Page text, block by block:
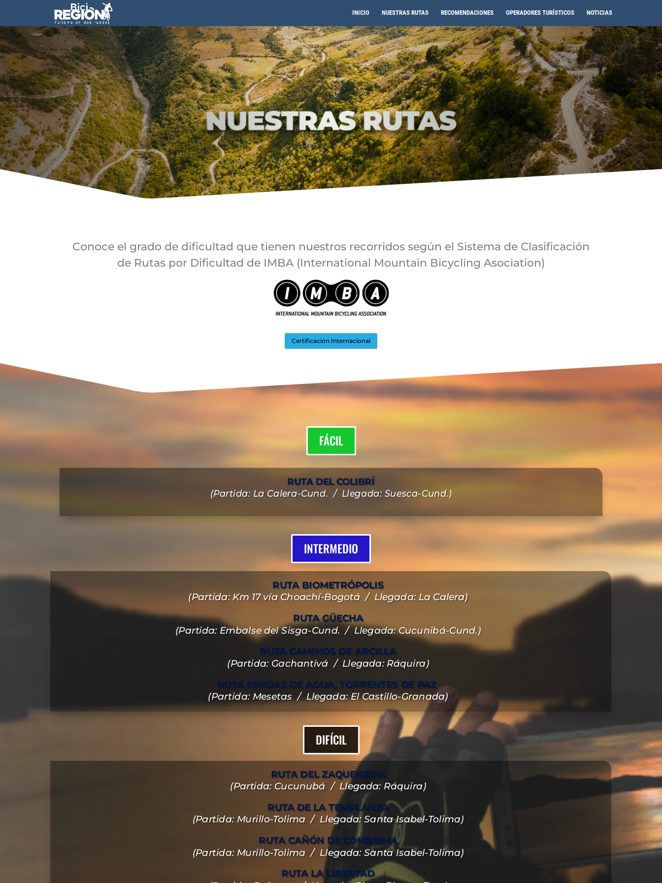
INICIO NUESTRAS RUTAS RECOMENDACIONES OPERADORES TURÍSTICOS NOTICIAS
Conoce el grado de dificultad que tienen nuestros recorridos según el Sistema de Clasificación
de Rutas por Dificultad de IMBA (International Mountain Bicycling Asociation)
Certificación Internacional
FÁCIL
RUTA DEL COLIBRÍ
(Partida: La Calera-Cund. / Llegada: Suesca-Cund.)
INTERMEDIO
RUTA BIOMETRÓPOLIS
(Partida: Km 17 vía Choachí-Bogotá / Llegada: La Calera)
RUTA GÜECHA
(Partida: Embalse del Sisga-Cund. / Llegada: Cucunibá-Cund.)
RUTA CAMINOS DE ARCILLA
(Partida: Gachantivá / Llegada: Ráquira)
RUTA SENDAS DE AGUA, TORRENTES DE PAZ
(Partida: Mesetas / Llegada: El Castillo-Granada)
DIFÍCIL
RUTA DEL ZAQUENZIPA
(Partida: Cucunubá / Llegada: Ráquira)
RUTA DE LA TEMPLANZA
(Partida: Murillo-Tolima / Llegada: Santa Isabel-Tolima)
RUTA CAÑÓN DE COMBEIMA
(Partida: Murillo-Tolima / Llegada: Santa Isabel-Tolima)
RUTA LA LIBERTAD